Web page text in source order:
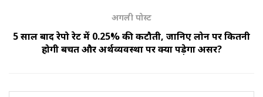
अगली पोस्ट
5 साल बाद रेपो रेट में 0.25% की कटौती, जानिए लोन पर कितनी
होगी बचत और अर्थव्यवस्था पर क्या पड़ेगा असर?